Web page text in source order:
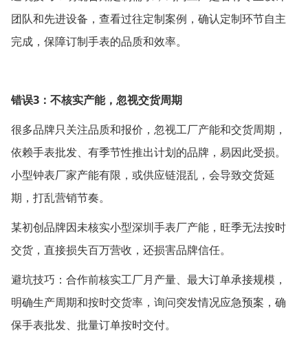
团队和先进设备，查看过往定制案例，确认定制环节自主
完成，保障订制手表的品质和效率。
错误3 ：不核实产能，忽视交货周期
很多品牌只关注品质和报价，忽视工厂产能和交货周期，
依赖手表批发、有季节性推出计划的品牌，易因此受损。
小型钟表厂家产能有限，或供应链混乱，会导致交货延
期，打乱营销节奏。
某初创品牌因未核实小型深圳手表厂产能，旺季无法按时
交货，直接损失百万营收，还损害品牌信任。
避坑技巧：合作前核实工厂月产量、最大订单承接规模，
明确生产周期和按时交货率，询问突发情况应急预案，确
保手表批发、批量订单按时交付。